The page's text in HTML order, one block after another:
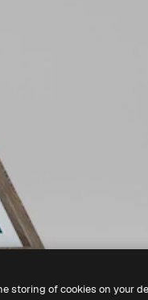
storing of cookies on your